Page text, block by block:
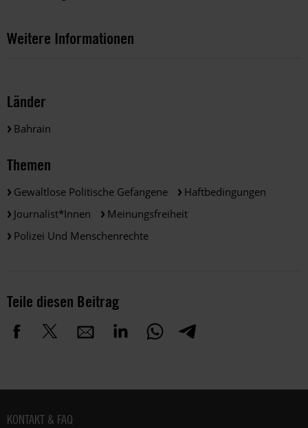
Weitere Informationen
Länder
Bahrain
Themen
Gewaltlose Politische Gefangene
Haftbedingungen
Journalist*innen
Meinungsfreiheit
Polizei Und Menschenrechte
Teile diesen Beitrag
Fußbereich
KONTAKT & FAQ